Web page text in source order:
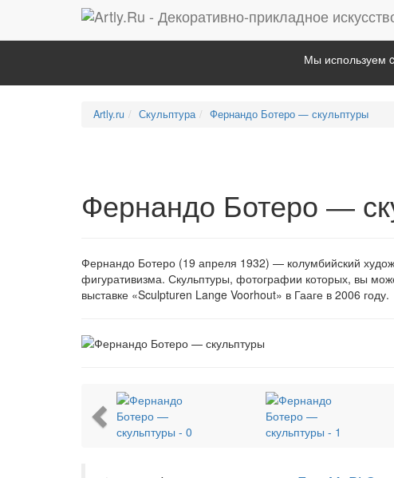
Мы используем
Artly.ru Скульптура Фернандо Ботеро — скульптуры
Фернандо Ботеро —
Фернандо Ботеро (19 апреля 1932) — колумбийский
фигуративизма. Скульптуры, фотографии которых, вы
выставке «Sculpturen Lange Voorhout» в Гааге в 2006 году.
Previous